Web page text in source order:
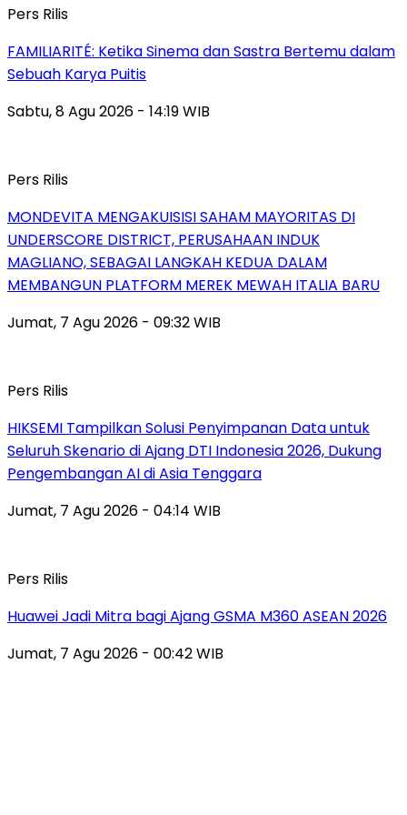
Pers Rilis
FAMILIARITÉ: Ketika Sinema dan Sastra Bertemu dalam
Sebuah Karya Puitis
Sabtu, 8 Agu 2026 - 14:19 WIB
Pers Rilis
MONDEVITA MENGAKUISISI SAHAM MAYORITAS DI
UNDERSCORE DISTRICT, PERUSAHAAN INDUK
MAGLIANO, SEBAGAI LANGKAH KEDUA DALAM
MEMBANGUN PLATFORM MEREK MEWAH ITALIA BARU
Jumat, 7 Agu 2026 - 09:32 WIB
Pers Rilis
HIKSEMI Tampilkan Solusi Penyimpanan Data untuk
Seluruh Skenario di Ajang DTI Indonesia 2026, Dukung
Pengembangan AI di Asia Tenggara
Jumat, 7 Agu 2026 - 04:14 WIB
Pers Rilis
Huawei Jadi Mitra bagi Ajang GSMA M360 ASEAN 2026
Jumat, 7 Agu 2026 - 00:42 WIB